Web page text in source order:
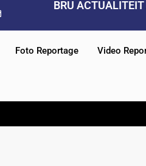
BRU
Foto Reportage Video